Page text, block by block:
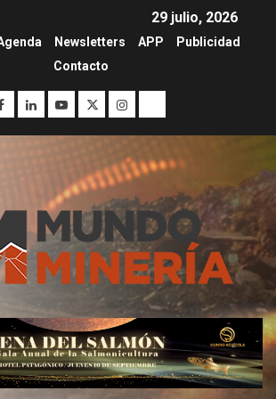
29 julio, 2026
Newsletters APP
Publicidad
Contacto
I+D
PIB minero impacta el
crecimiento regional: Banco
Central reporta resultados
dispares en el primer
trimestre
I+D